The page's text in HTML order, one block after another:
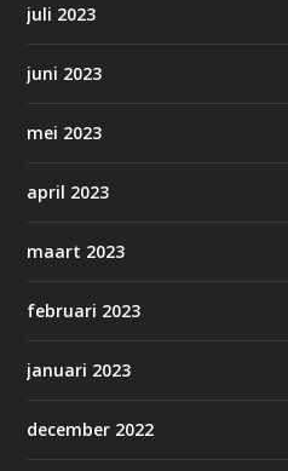
juli 2023
juni 2023
mei 2023
april 2023
maart 2023
februari 2023
januari 2023
december 2022